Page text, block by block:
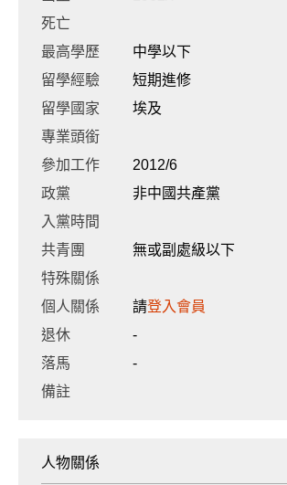
死亡
最高學歷
中學以下
留學經驗
短期進修
留學國家
埃及
專業頭銜
參加工作
2012/6
政黨
非中國共產黨
入黨時間
共青團
無或副處級以下
特殊關係
個人關係
請登入會員
退休
-
落馬
-
備註
人物關係